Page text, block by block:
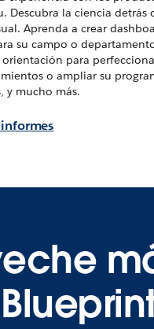
Descubra la ciencia detrás
Aprenda a crear
su campo o
para
o ampliar su
y mucho más.